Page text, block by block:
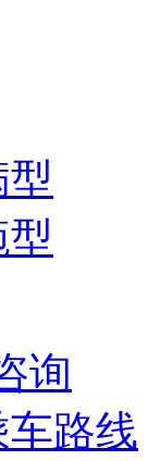
询
车路线